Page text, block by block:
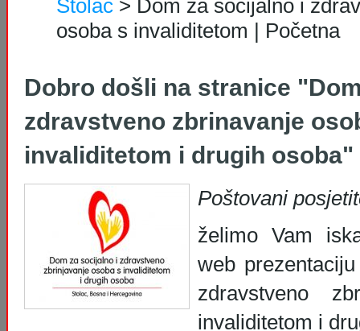
Stolac > Dom za socijalno i
osoba s invaliditetom | Početna
Dobro došli na stranice
zdravstveno zbrinavanje
invaliditetom i drugih osoba"
Poštovani
želimo Vam
web
zdravstveno
invaliditetom i